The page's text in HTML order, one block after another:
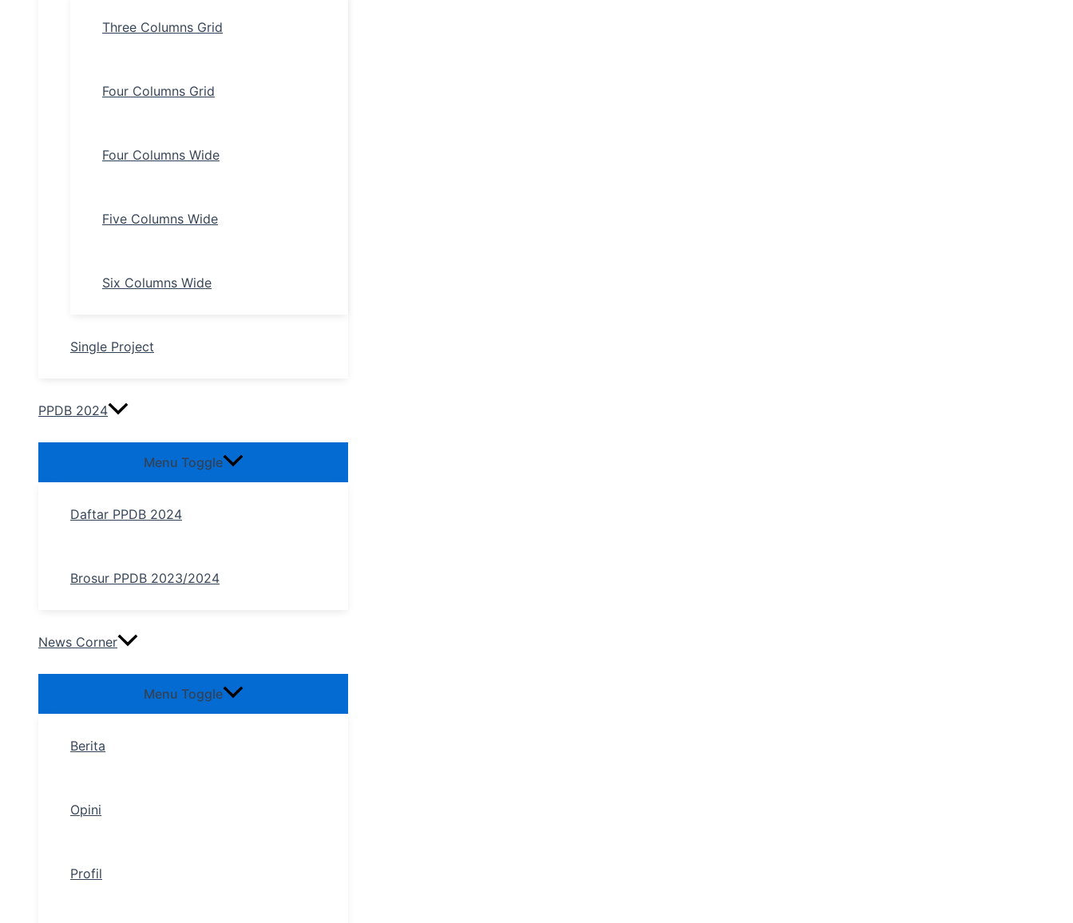
Three Columns Grid
Four Columns Grid
Four Columns Wide
Five Columns Wide
Six Columns Wide
Single Project
PPDB 2024
Menu Toggle
Daftar PPDB 2024
Brosur PPDB 2023/2024
News Corner
Menu Toggle
Berita
Opini
Profil